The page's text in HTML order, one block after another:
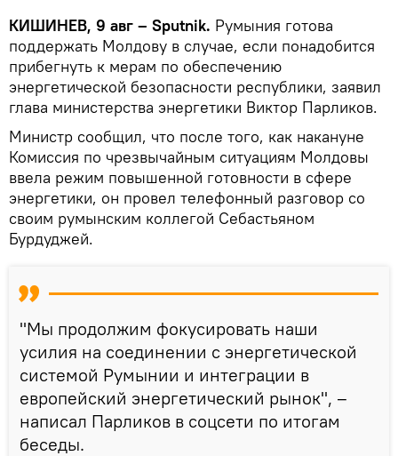
КИШИНЕВ, 9 авг – Sputnik. Румыния готова
поддержать Молдову в случае, если понадобится
прибегнуть к мерам по обеспечению
энергетической безопасности республики, заявил
глава министерства энергетики Виктор Парликов.
Министр сообщил, что после того, как накануне
Комиссия по чрезвычайным ситуациям Молдовы
ввела режим повышенной готовности в сфере
энергетики, он провел телефонный разговор со
своим румынским коллегой Себастьяном
Бурдуджей.
"Мы продолжим фокусировать наши
усилия на соединении с энергетической
системой Румынии и интеграции в
европейский энергетический рынок", –
написал Парликов в соцсети по итогам
беседы.